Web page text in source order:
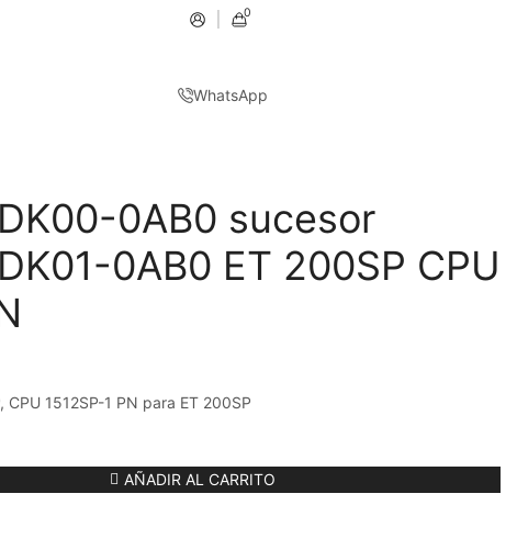
0
WhatsApp
0AB0 sucesor
0AB0 ET 200SP CPU
1512SP-1 PN para ET 200SP
AÑADIR AL CARRITO